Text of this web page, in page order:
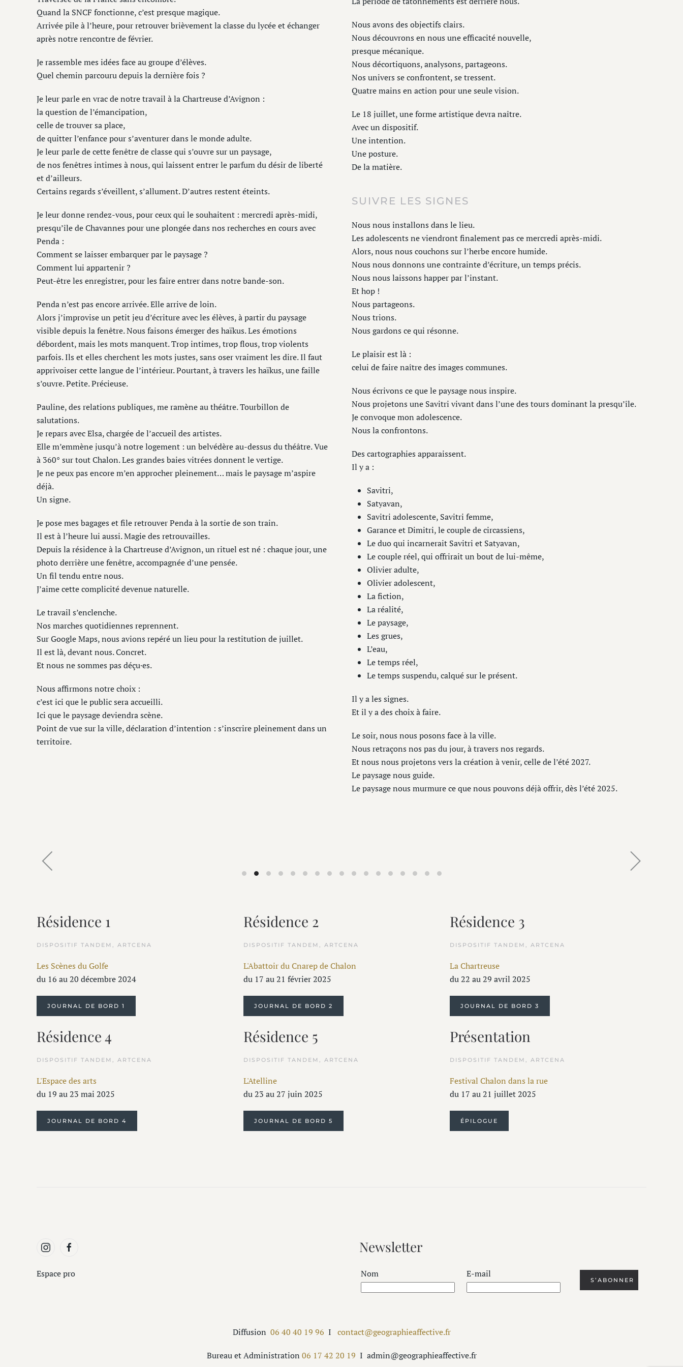
Quand la SNCF fonctionne, c’est presque magique.
Arrivée pile à l’heure, pour retrouver brièvement la classe du lycée et échanger
après notre rencontre de février.
Je rassemble mes idées face au groupe d’élèves.
Quel chemin parcouru depuis la dernière fois ?
Je leur parle en vrac de notre travail à la Chartreuse d’Avignon :
la question de l’émancipation,
celle de trouver sa place,
de quitter l’enfance pour s’aventurer dans le monde adulte.
Je leur parle de cette fenêtre de classe qui s’ouvre sur un paysage,
de nos fenêtres intimes à nous, qui laissent entrer le parfum du désir de liberté
et d’ailleurs.
Certains regards s’éveillent, s’allument. D’autres restent éteints.
Je leur donne rendez-vous, pour ceux qui le souhaitent : mercredi après-midi,
presqu’île de Chavannes pour une plongée dans nos recherches en cours avec
Penda :
Comment se laisser embarquer par le paysage ?
Comment lui appartenir ?
Peut-être les enregistrer, pour les faire entrer dans notre bande-son.
Penda n’est pas encore arrivée. Elle arrive de loin.
Alors j’improvise un petit jeu d’écriture avec les élèves, à partir du paysage
visible depuis la fenêtre. Nous faisons émerger des haïkus. Les émotions
débordent, mais les mots manquent. Trop intimes, trop flous, trop violents
parfois. Ils et elles cherchent les mots justes, sans oser vraiment les dire. Il faut
apprivoiser cette langue de l’intérieur. Pourtant, à travers les haïkus, une faille
s’ouvre. Petite. Précieuse.
Pauline, des relations publiques, me ramène au théâtre. Tourbillon de
salutations.
Je repars avec Elsa, chargée de l’accueil des artistes.
Elle m’emmène jusqu’à notre logement : un belvédère au-dessus du théâtre. Vue
à 360° sur tout Chalon. Les grandes baies vitrées donnent le vertige.
Je ne peux pas encore m’en approcher pleinement… mais le paysage m’aspire
déjà.
Un signe.
Je pose mes bagages et file retrouver Penda à la sortie de son train.
Il est à l’heure lui aussi. Magie des retrouvailles.
Depuis la résidence à la Chartreuse d’Avignon, un rituel est né : chaque jour, une
photo derrière une fenêtre, accompagnée d’une pensée.
Un fil tendu entre nous.
J’aime cette complicité devenue naturelle.
Le travail s’enclenche.
Nos marches quotidiennes reprennent.
Sur Google Maps, nous avions repéré un lieu pour la restitution de juillet.
Il est là, devant nous. Concret.
Et nous ne sommes pas déçu·es.
Nous affirmons notre choix :
c’est ici que le public sera accueilli.
Ici que le paysage deviendra scène.
Point de vue sur la ville, déclaration d’intention : s’inscrire pleinement dans un
territoire.
Nous avons des objectifs clairs.
Nous découvrons en nous une efficacité nouvelle,
presque mécanique.
Nous décortiquons, analysons, partageons.
Nos univers se confrontent, se tressent.
Quatre mains en action pour une seule vision.
Le 18 juillet, une forme artistique devra naître.
Avec un dispositif.
Une intention.
Une posture.
De la matière.
SUIVRE LES SIGNES
Nous nous installons dans le lieu.
Les adolescents ne viendront finalement pas ce mercredi après-midi.
Alors, nous nous couchons sur l’herbe encore humide.
Nous nous donnons une contrainte d’écriture, un temps précis.
Nous nous laissons happer par l’instant.
Et hop !
Nous partageons.
Nous trions.
Nous gardons ce qui résonne.
Le plaisir est là :
celui de faire naître des images communes.
Nous écrivons ce que le paysage nous inspire.
Nous projetons une Savitri vivant dans l’une des tours dominant la presqu’île.
Je convoque mon adolescence.
Nous la confrontons.
Des cartographies apparaissent.
Il y a :
Savitri,
Satyavan,
Savitri adolescente, Savitri femme,
Garance et Dimitri, le couple de circassiens,
Le duo qui incarnerait Savitri et Satyavan,
Le couple réel, qui offrirait un bout de lui-même,
Olivier adulte,
Olivier adolescent,
La fiction,
La réalité,
Le paysage,
Les grues,
L’eau,
Le temps réel,
Le temps suspendu, calqué sur le présent.
Il y a les signes.
Et il y a des choix à faire.
Le soir, nous nous posons face à la ville.
Nous retraçons nos pas du jour, à travers nos regards.
Et nous nous projetons vers la création à venir, celle de l’été 2027.
Le paysage nous guide.
Le paysage nous murmure ce que nous pouvons déjà offrir, dès l’été 2025.
Résidence 1
DISPOSITIF TANDEM, ARTCENA
Les Scènes du Golfe
du 16 au 20 décembre 2024
JOURNAL DE BORD 1
Résidence 2
DISPOSITIF TANDEM, ARTCENA
L'Abattoir du Cnarep de Chalon
du 17 au 21 février 2025
JOURNAL DE BORD 2
Résidence 3
DISPOSITIF TANDEM, ARTCENA
La Chartreuse
du 22 au 29 avril 2025
JOURNAL DE BORD 3
Résidence 4
DISPOSITIF TANDEM, ARTCENA
L'Espace des arts
du 19 au 23 mai 2025
JOURNAL DE BORD 4
Résidence 5
DISPOSITIF TANDEM, ARTCENA
L'Atelline
du 23 au 27 juin 2025
JOURNAL DE BORD 5
Présentation
DISPOSITIF TANDEM, ARTCENA
Festival Chalon dans la rue
du 17 au 21 juillet 2025
ÉPILOGUE
Espace pro
Newsletter
Nom E-mail
Diffusion 06 40 40 19 96 I contact@geographieaffective.fr
Bureau et Administration 06 17 42 20 19 I admin@geographieaffective.fr